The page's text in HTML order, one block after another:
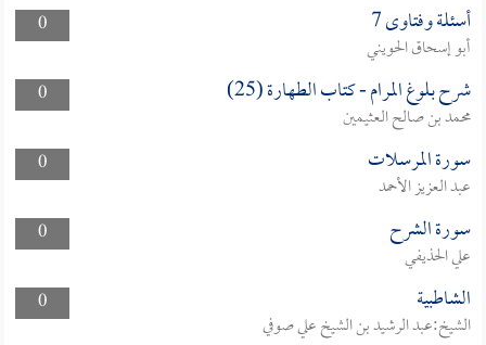
0 أسئلة وفتاوى 7
أبو إسحاق الحويني
0
شرح بلوغ المرام - كتاب الطهارة (25)
محمد بن صالح العثيمين
0
سورة المرسلات
عبد العزيز الأحمد
0
سورة الشرح
علي الحذيفي
0
الشاطبية
الشيخ:عبد الرشيد بن الشيخ علي صوفي